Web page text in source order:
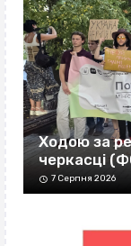
Ходою за
черкасці
7 Серпня 2026